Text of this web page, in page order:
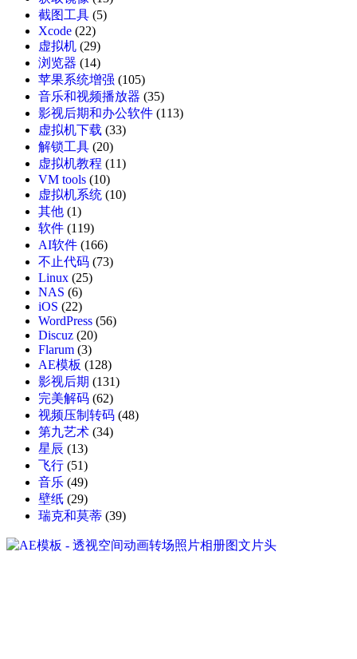
截图工具 (5)
Xcode (22)
虚拟机 (29)
浏览器 (14)
苹果系统增强 (105)
音乐和视频播放器 (35)
影视后期和办公软件 (113)
虚拟机下载 (33)
解锁工具 (20)
虚拟机教程 (11)
VM tools (10)
虚拟机系统 (10)
其他 (1)
软件 (119)
AI软件 (166)
不止代码 (73)
Linux (25)
NAS (6)
iOS (22)
WordPress (56)
Discuz (20)
Flarum (3)
AE模板 (128)
影视后期 (131)
完美解码 (62)
视频压制转码 (48)
第九艺术 (34)
星辰 (13)
飞行 (51)
音乐 (49)
壁纸 (29)
瑞克和莫蒂 (39)